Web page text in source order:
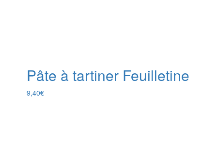
Pâte à tartiner Feuilletine
9,40€